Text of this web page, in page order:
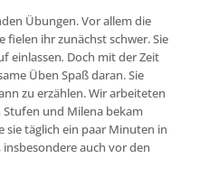
Übungen. Vor allem die
ihr zunächst schwer. Sie
einlassen. Doch mit der Zeit
Üben Spaß daran. Sie
zu erzählen. Wir arbeiteten
und Milena bekam
sie täglich ein paar Minuten in
auch vor den